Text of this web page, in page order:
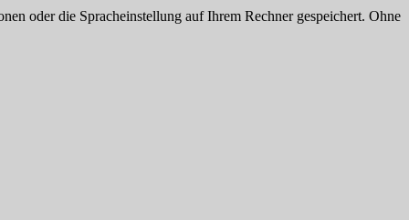
oder die Spracheinstellung auf Ihrem Rechner gespeichert. Ohne